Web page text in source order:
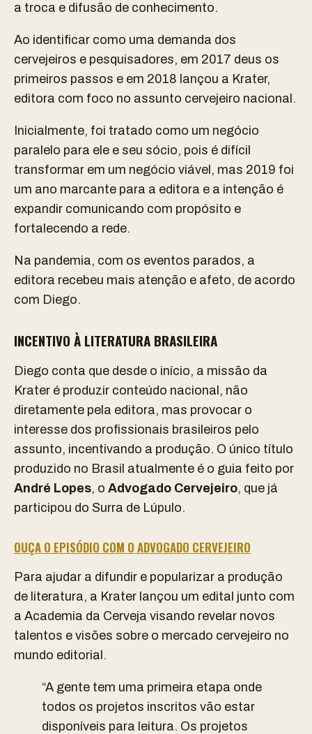
a troca e difusão de conhecimento.
Ao identificar como uma demanda dos
cervejeiros e pesquisadores, em 2017 deus os
primeiros passos e em 2018 lançou a Krater,
editora com foco no assunto cervejeiro nacional.
Inicialmente, foi tratado como um negócio
paralelo para ele e seu sócio, pois é difícil
transformar em um negócio viável, mas 2019 foi
um ano marcante para a editora e a intenção é
expandir comunicando com propósito e
fortalecendo a rede.
Na pandemia, com os eventos parados, a
editora recebeu mais atenção e afeto, de acordo
com Diego.
INCENTIVO À LITERATURA BRASILEIRA
Diego conta que desde o início, a missão da
Krater é produzir conteúdo nacional, não
diretamente pela editora, mas provocar o
interesse dos profissionais brasileiros pelo
assunto, incentivando a produção. O único título
produzido no Brasil atualmente é o guia feito por
André Lopes, o Advogado Cervejeiro, que já
participou do Surra de Lúpulo.
OUÇA O EPISÓDIO COM O ADVOGADO CERVEJEIRO
Para ajudar a difundir e popularizar a produção
de literatura, a Krater lançou um edital junto com
a Academia da Cerveja visando revelar novos
talentos e visões sobre o mercado cervejeiro no
mundo editorial.
“A gente tem uma primeira etapa onde
todos os projetos inscritos vão estar
disponíveis para leitura. Os projetos